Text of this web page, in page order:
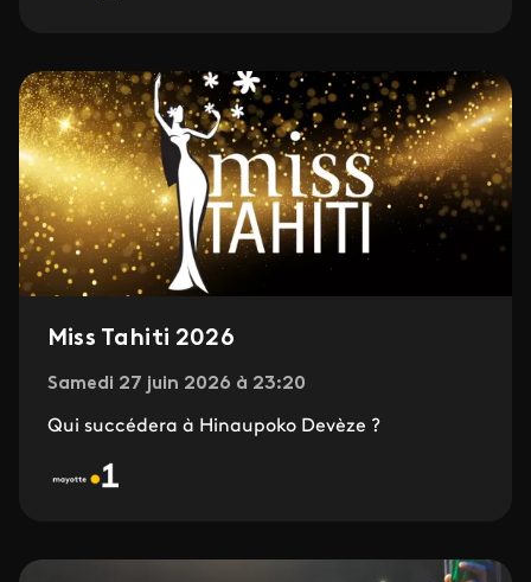
Miss Tahiti 2026
Samedi 27 juin 2026 à 23:20
Qui succédera à Hinaupoko Devèze ?